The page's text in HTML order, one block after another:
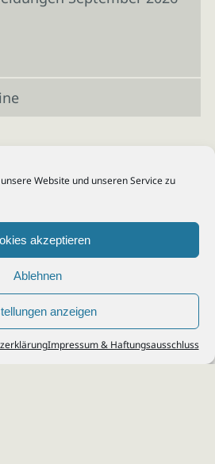
Website und unseren Service zu
akzeptieren
Ablehnen
anzeigen
Impressum & Haftungsausschluss
- Steuerberatung Poll, Porz, Deutz, Mülheim,